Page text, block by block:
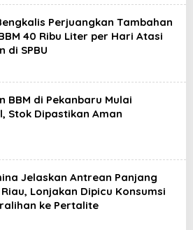
Perjuangkan Tambahan
40 Ribu Liter per Hari Atasi
di SPBU
BBM di Pekanbaru Mulai
Stok Dipastikan Aman
Jelaskan Antrean Panjang
Riau, Lonjakan Dipicu Konsumsi
ke Pertalite